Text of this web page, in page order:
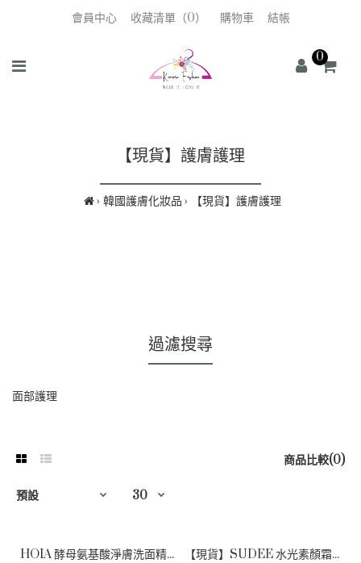
會員中心 收藏清單（0） 購物車 結帳
0
【現貨】護膚護理
韓國護膚化妝品 【現貨】護膚護理
過濾搜尋
面部護理
商品比較(0)
HOIA 酵‮氨母‬基酸‮膚淨‬洗面精華 150ml｜市場上瘋狂回購｜滑個雞蛋殼
【現貨】SUDEE 水光素顏霜 | 韓國醫美 | 10秒好氣色黃黑皮逆襲 | 秒變冷白皮一步到位 | 讓你白到發光